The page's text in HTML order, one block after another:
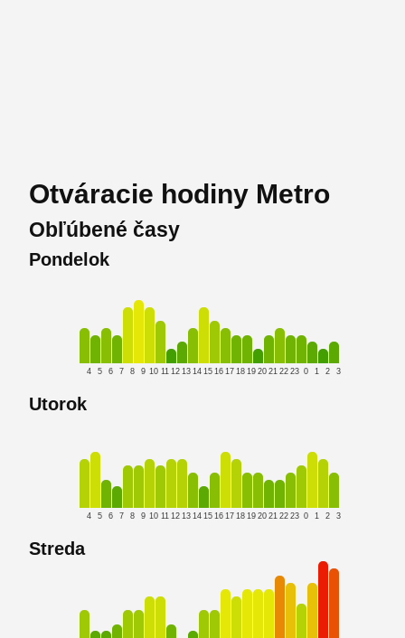
Otváracie hodiny Metro
Obľúbené časy
Pondelok
4 5 6 7 8 9 10 11 12 13 14 15 16 17 18 19 20 21 22 23 0 1 2 3
Utorok
4 5 6 7 8 9 10 11 12 13 14 15 16 17 18 19 20 21 22 23 0 1 2 3
Streda